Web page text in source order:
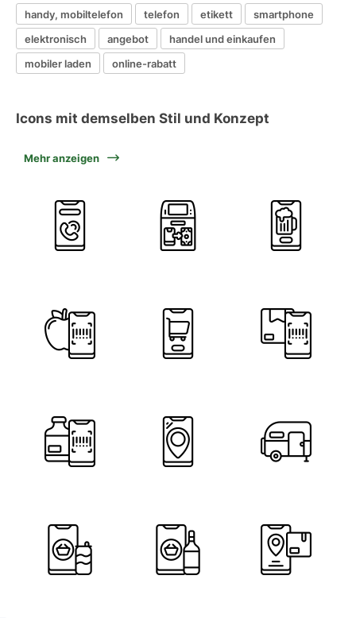
handy, mobiltelefon telefon etikett
smartphone
elektronisch
angebot
handel und einkaufen
mobiler laden
online-rabatt
Icons mit demselben Stil und Konzept
Mehr anzeigen